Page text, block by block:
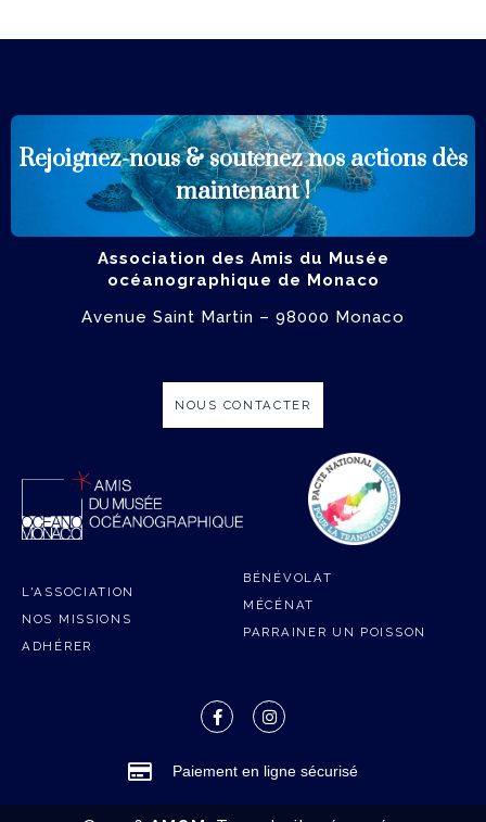
Rejoignez-nous & souteneznos actions dès
maintenant !
ADHÉRER
Association des Amis du Musée
océanographique de Monaco
Avenue Saint Martin – 98000 Monaco
NOUS CONTACTER
L'ASSOCIATION
NOS MISSIONS
ADHÉRER
BÉNÉVOLAT
MÉCÉNAT
PARRAINER UN POISSON
Paiement en ligne sécurisé